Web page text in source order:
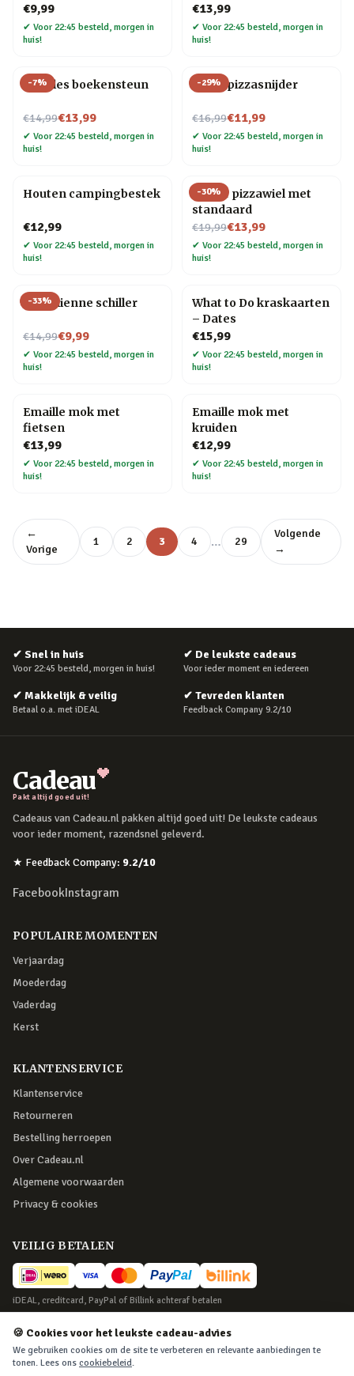
€9,99
✔ Voor 22:45 besteld, morgen in
huis!
€13,99
✔ Voor 22:45 besteld, morgen in
huis!
-7%
Noodles boekensteun
€14,99
Nu voor€13,99
✔ Voor 22:45 besteld, morgen in
huis!
-29%
Elpee pizzasnijder
€16,99
Nu voor€11,99
✔ Voor 22:45 besteld, morgen in
huis!
Houten campingbestek
€12,99
✔ Voor 22:45 besteld, morgen in
huis!
-30%
Gitaar pizzawiel met
standaard
€19,99
Nu voor€13,99
✔ Voor 22:45 besteld, morgen in
huis!
-33%
Kat Julienne schiller
€14,99
Nu voor€9,99
✔ Voor 22:45 besteld, morgen in
huis!
What to Do kraskaarten
– Dates
€15,99
✔ Voor 22:45 besteld, morgen in
huis!
Emaille mok met
fietsen
€13,99
✔ Voor 22:45 besteld, morgen in
huis!
Emaille mok met
kruiden
€12,99
✔ Voor 22:45 besteld, morgen in
huis!
←
Vorige
1 2 3 4 … 29
Volgende
→
✔ Snel in huis
Voor 22:45 besteld, morgen in huis!
✔ De leukste cadeaus
Voor ieder moment en iedereen
✔ Makkelijk & veilig
Betaal o.a. met iDEAL
✔ Tevreden klanten
Feedback Company 9.2/10
Cadeau
Pakt altijd goed uit!
Cadeaus van Cadeau.nl pakken altijd goed uit! De leukste cadeaus
voor ieder moment, razendsnel geleverd.
★ Feedback Company: 9.2/10
FacebookInstagram
POPULAIRE MOMENTEN
Verjaardag
Moederdag
Vaderdag
Kerst
KLANTENSERVICE
Klantenservice
Retourneren
Bestelling herroepen
Over Cadeau.nl
Algemene voorwaarden
Privacy & cookies
VEILIG BETALEN
iDEAL, creditcard, PayPal of Billink achteraf betalen
BEZORGING
Voor 22:45 besteld, morgen in huis. Tot 365 dagen retourneren.
🍪 Cookies voor het leukste cadeau-advies
We gebruiken cookies om de site te verbeteren en relevante aanbiedingen te
tonen. Lees ons cookiebeleid.